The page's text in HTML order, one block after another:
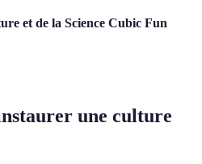
et de la Science Cubic Fun
une culture